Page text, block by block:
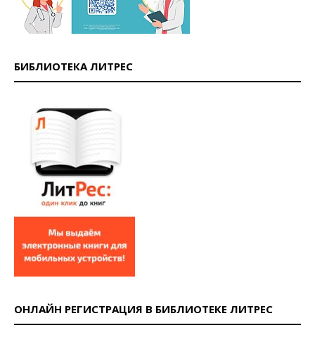
БИБЛИОТЕКА ЛИТРЕС
ОНЛАЙН РЕГИСТРАЦИЯ В БИБЛИОТЕКЕ ЛИТРЕС